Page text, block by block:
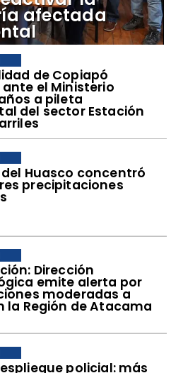
de Copiapó
el Ministerio
a pileta
del sector Estación
Huasco concentró
precipitaciones
Dirección
emite alerta por
moderadas a
la Región de Atacama
policial: más
afectada